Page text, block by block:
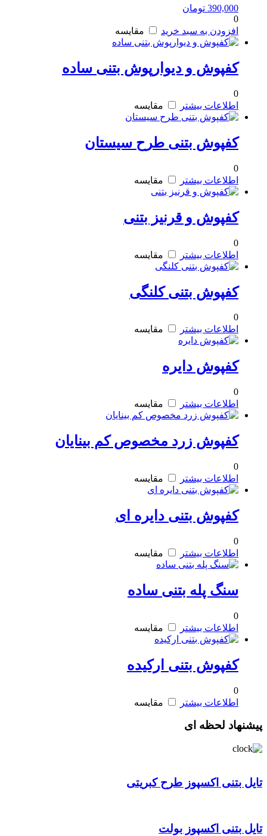
390,000 تومان
0
افزودن به سبد خرید
مقایسه
کفپوش و دیوارپوش بتنی ساده
0
اطلاعات بیشتر
مقایسه
کفپوش بتنی طرح سیستان
0
اطلاعات بیشتر
مقایسه
کفپوش و قرنیز بتنی
0
اطلاعات بیشتر
مقایسه
کفپوش بتنی کلنگی
0
اطلاعات بیشتر
مقایسه
کفپوش دایره
0
اطلاعات بیشتر
مقایسه
کفپوش زرد مخصوص کم بینایان
0
اطلاعات بیشتر
مقایسه
کفپوش بتنی دایره ای
0
اطلاعات بیشتر
مقایسه
سنگ پله بتنی ساده
0
اطلاعات بیشتر
مقایسه
کفپوش بتنی ارکیده
0
اطلاعات بیشتر
مقایسه
پیشنهاد لحظه ای
تایل بتنی اکسپوز طرح کبریتی
تایل بتنی اکسپوز بولت